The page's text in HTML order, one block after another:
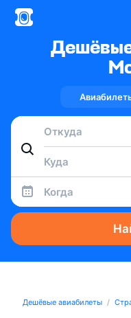
Когда
Дешёвые авиабилеты